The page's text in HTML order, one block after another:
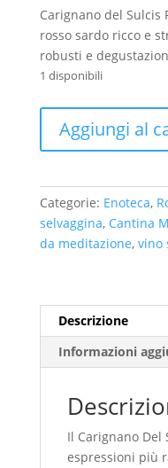
Carignano del Sulcis
rosso sardo ricco e
robusti e
1 disponibili
DOC
2017
MESA
Aggiungi al
Categorie: Enoteca,
selvaggina, Cantina
da meditazione, vino
Descrizione
Informazioni
Il Carignano Del
espressioni più